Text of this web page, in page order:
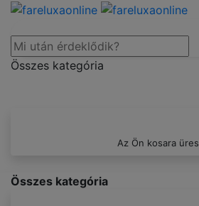
Összes kategória
Az Ön kosara
Összes kategória